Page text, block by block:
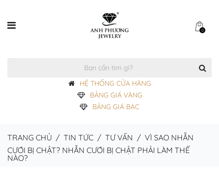
0
HỆ THỐNG CỬA HÀNG
BẢNG GIÁ VÀNG
BẢNG GIÁ BẠC
TRANG CHỦ / TIN TỨC / TƯ VẤN / VÌ SAO NHẪN
CƯỚI BỊ CHẬT? NHẪN CƯỚI BỊ CHẬT PHẢI LÀM THẾ
NÀO?